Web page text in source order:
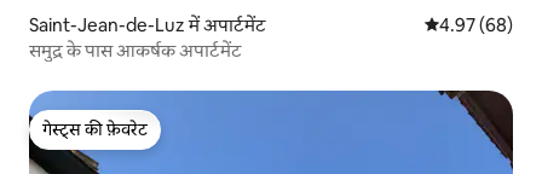
Saint-Jean-de-Luz में अपार्टमेंट औसत रेटिंग 5 में
4.97 (68)
समुद्र के पास आकर्षक अपार्टमेंट
गेस्ट्स की फ़ेवरेट
गेस्ट्स की फ़ेवरेट